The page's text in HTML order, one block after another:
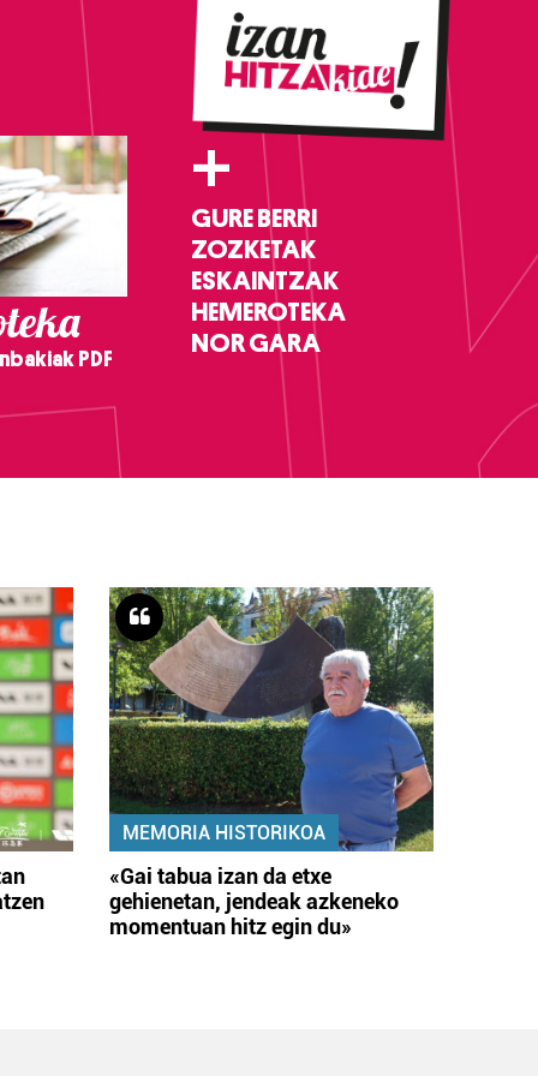
PDF
+
GURE BERRI
ZOZKETAK
ESKAINTZAK
HEMEROTEKA
NOR GARA
MEMORIA HISTORIKOA
«Gai tabua izan da etxe
gehienetan, jendeak azkeneko
momentuan hitz egin du»